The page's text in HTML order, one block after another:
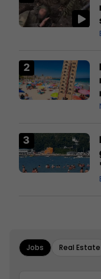
Jobs Real Estate